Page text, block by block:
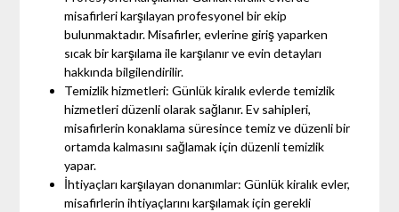
misafirleri karşılayan profesyonel bir ekip
bulunmaktadır. Misafirler, evlerine giriş yaparken
sıcak bir karşılama ile karşılanır ve evin detayları
hakkında bilgilendirilir.
Temizlik hizmetleri: Günlük kiralık evlerde temizlik
hizmetleri düzenli olarak sağlanır. Ev sahipleri,
misafirlerin konaklama süresince temiz ve düzenli bir
ortamda kalmasını sağlamak için düzenli temizlik
yapar.
İhtiyaçları karşılayan donanımlar: Günlük kiralık evler,
misafirlerin ihtiyaçlarını karşılamak için gerekli